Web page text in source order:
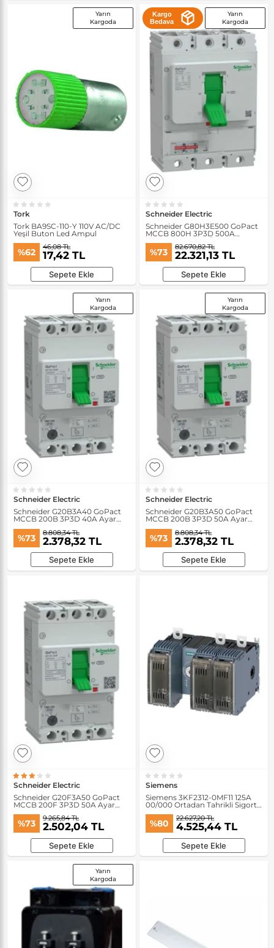
Yarın
Kargoda
Tork
Tork BA9SC-110-Y 110V AC/DC
Yeşil Buton Led Ampul
%62 46,08 TL
17,42 TL
Sepete Ekle
Kargo
Bedava
Yarın
Kargoda
Schneider Electric
Schneider G80H3E500 GoPact
MCCB 800H 3P3D 500A
Elektronik Açma Üniteli Şalter
%73 82.670,82 TL
22.321,13 TL
Sepete Ekle
Yarın
Kargoda
Schneider Electric
Schneider G20B3A40 GoPact
MCCB 200B 3P3D 40A Ayar
%73 8.808,34 TL
2.378,32 TL
Sepete Ekle
Yarın
Kargoda
Schneider Electric
Schneider G20B3A50 GoPact
MCCB 200B 3P3D 50A Ayar
%73 8.808,34 TL
2.378,32 TL
Sepete Ekle
Schneider Electric
Schneider G20F3A50 GoPact
MCCB 200F 3P3D 50A Ayar
%73 9.265,84 TL
2.502,04 TL
Sepete Ekle
Siemens
Siemens 3KF2312-0MF11 125A
00/000 Ortadan Tahrikli Sigorta
%80 22.627,20 TL
4.525,44 TL
Sepete Ekle
Yarın
Kargoda